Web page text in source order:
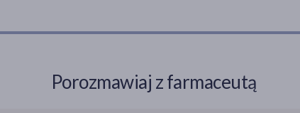
Porozmawiaj z farmaceutą